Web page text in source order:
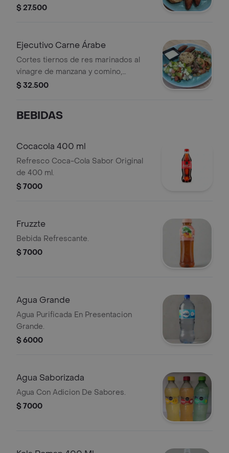
siete especias, acompañadas de
$ 27.500
Ejecutivo Carne Árabe
Cortes tiernos de res marinados al
vinagre de manzana y comino,
sellados al wok. Servido con
$ 32.500
BEBIDAS
Cocacola 400 ml
Refresco Coca-Cola Sabor Original
de 400 ml.
$ 7000
Fruzzte
Bebida Refrescante.
$ 7000
Agua Grande
Agua Purificada En Presentacion
Grande.
$ 6000
Agua Saborizada
Agua Con Adicion De Sabores.
$ 7000